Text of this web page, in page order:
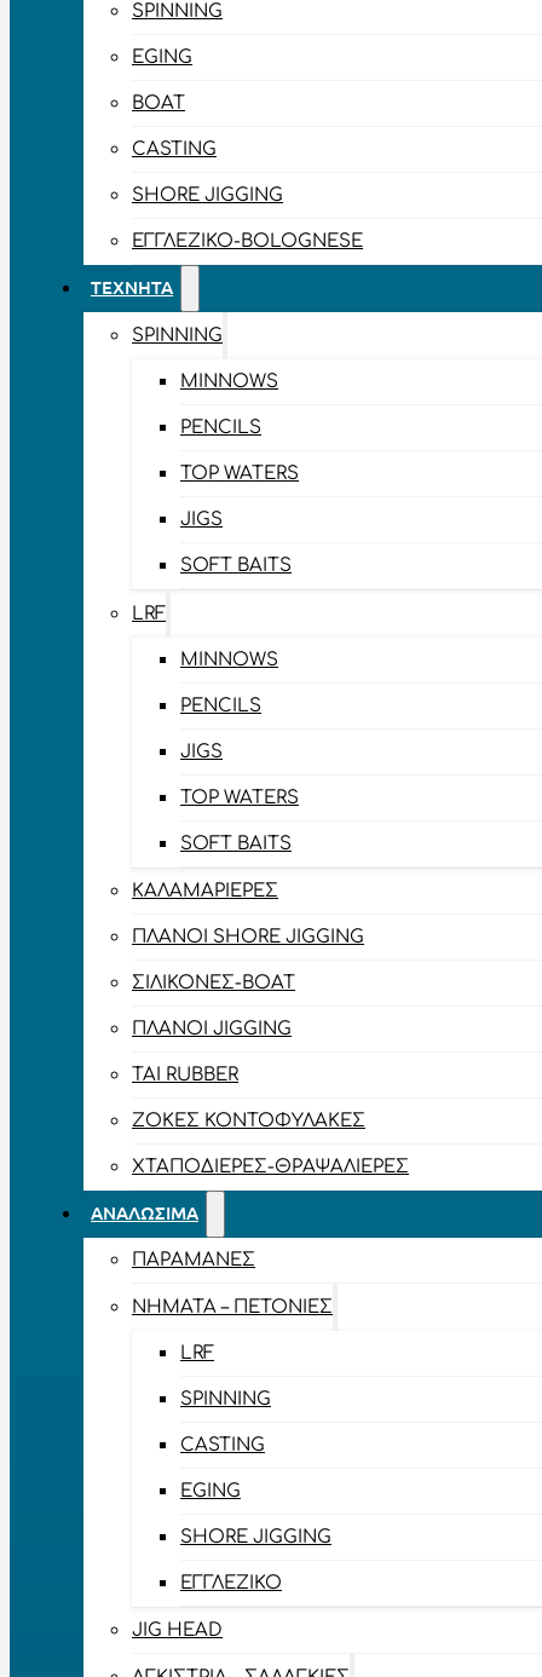
SPINNING
EGING
BOAT
CASTING
SHORE JIGGING
ΕΓΓΛΈΖΙΚΟ-BOLOGNESE
ΤΕΧΝΗΤΆ
SPINNING
MINNOWS
PENCILS
TOP WATERS
JIGS
SOFT BAITS
LRF
MINNOWS
PENCILS
JIGS
TOP WATERS
SOFT BAITS
ΚΑΛΑΜΑΡΙΈΡΕΣ
ΠΛΆΝΟΙ SHORE JIGGING
ΣΙΛΙΚΌΝΕΣ-BOAT
ΠΛΆΝΟΙ JIGGING
TAI RUBBER
ΖΌΚΕΣ ΚΟΝΤΟΦΎΛΑΚΕΣ
ΧΤΑΠΟΔΙΈΡΕΣ-ΘΡΑΨΑΛΙΈΡΕΣ
ΑΝΑΛΏΣΙΜΑ
ΠΑΡΑΜΆΝΕΣ
ΝΉΜΑΤΑ – ΠΕΤΟΝΙΈΣ
LRF
SPINNING
CASTING
EGING
SHORE JIGGING
ΕΓΓΛΈΖΙΚΟ
JIG HEAD